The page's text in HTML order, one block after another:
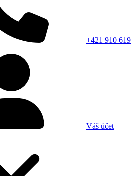
+421 910 619
Váš účet